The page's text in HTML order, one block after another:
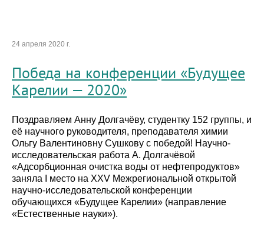
24 апреля 2020 г.
Победа на конференции «Будущее
Карелии — 2020»
Поздравляем Анну Долгачёву, студентку 152 группы, и
её научного руководителя, преподавателя химии
Ольгу Валентиновну Сушкову с победой! Научно-
исследовательская работа А. Долгачёвой
«Адсорбционная очистка воды от нефтепродуктов»
заняла I место на XXV Межрегиональной открытой
научно-исследовательской конференции
обучающихся «Будущее Карелии» (направление
«Естественные науки»).